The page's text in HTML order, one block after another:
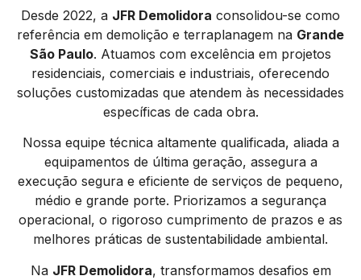
Desde 2022, a JFR Demolidora consolidou-se como
referência em demolição e terraplanagem na Grande
São Paulo. Atuamos com excelência em projetos
residenciais, comerciais e industriais, oferecendo
soluções customizadas que atendem às necessidades
específicas de cada obra.
Nossa equipe técnica altamente qualificada, aliada a
equipamentos de última geração, assegura a
execução segura e eficiente de serviços de pequeno,
médio e grande porte. Priorizamos a segurança
operacional, o rigoroso cumprimento de prazos e as
melhores práticas de sustentabilidade ambiental.
Na JFR Demolidora, transformamos desafios em